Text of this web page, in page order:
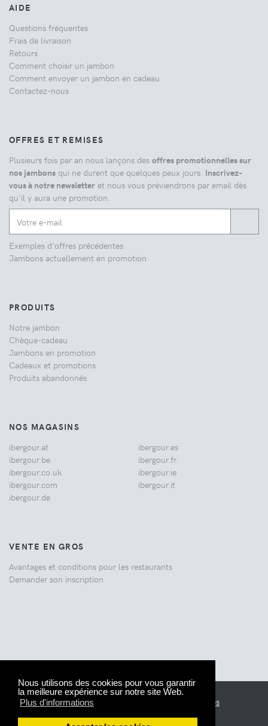
Nous utilisons des cookies pour vous garantir
la meilleure expérience sur notre site Web.
Plus d'informations
AIDE
Questions fréquentes
Frais de livraison
Retours
Comment choisir un jambon
Comment envoyer un jambon en cadeau
Contactez-nous
OFFRES ET REMISES
Plusieurs fois par an nous lançons des offres promotionnelles sur
nos jambons qui ne durent que quelques peux jours. Inscrivez-
vous à notre newsletter et nous vous préviendrons par email dès
qu'il y aura une promotion.
Exemples d'offres précédentes
Jambons actuellement en promotion
PRODUITS
Notre jambon
Chèque-cadeau
Jambons en promotion
Cadeaux et promotions
Produits abandonnés
NOS MAGASINS
ibergour.at
ibergour.be
ibergour.co.uk
ibergour.com
ibergour.de
ibergour.es
ibergour.fr
ibergour.ie
ibergour.it
VENTE EN GROS
Avantages et conditions pour les restaurants
Demander son inscription
© 2005-2026 IberGour. Informations légales